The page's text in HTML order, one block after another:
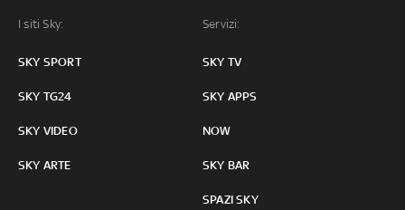
I siti Sky:
SKY SPORT
SKY TG24
SKY VIDEO
SKY ARTE
Servizi:
SKY TV
SKY APPS
NOW
SKY BAR
SPAZI SKY